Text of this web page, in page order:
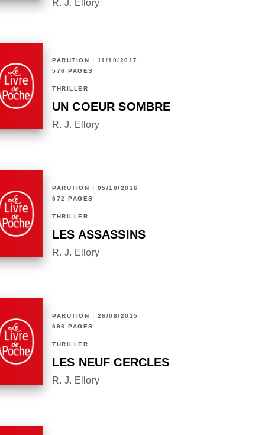
R. J. Ellory
PARUTION : 11/10/2017
576 PAGES
THRILLER
UN COEUR SOMBRE
R. J. Ellory
PARUTION : 05/10/2016
672 PAGES
THRILLER
LES ASSASSINS
R. J. Ellory
PARUTION : 26/08/2015
696 PAGES
THRILLER
LES NEUF CERCLES
R. J. Ellory